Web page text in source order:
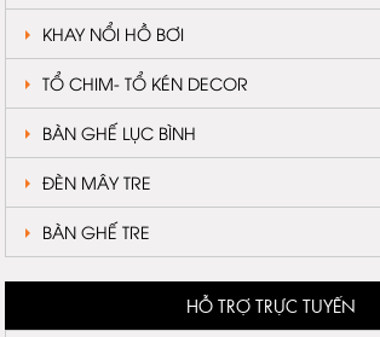
KHAY NỔI HỒ BƠI
TỔ CHIM- TỔ KÉN DECOR
BÀN GHẾ LỤC BÌNH
ĐÈN MÂY TRE
BÀN GHẾ TRE
HỖ TRỢ TRỰC TUYẾN